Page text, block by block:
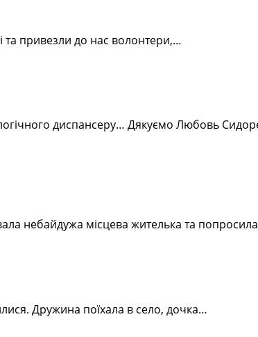
та привезли до нас волонтери,…
диспансеру… Дякуємо Любовь
небайдужа місцева жителька та
Дружина поїхала в село, дочка…